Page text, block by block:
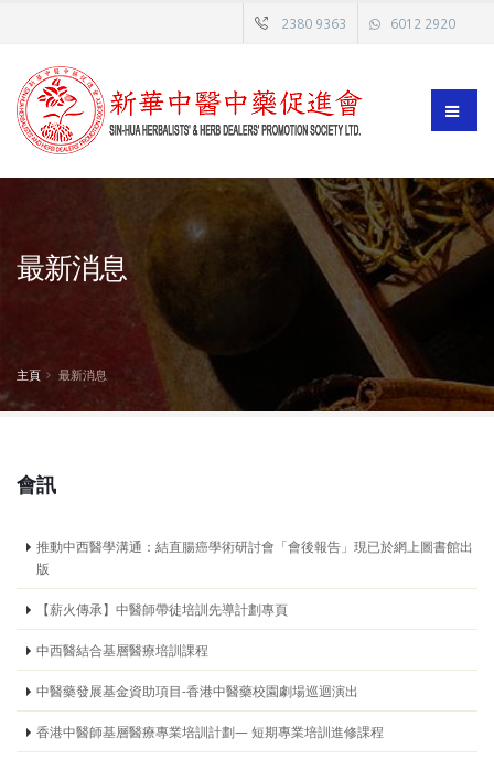
2380 9363 6012 2920
最新消息
主頁 最新消息
會訊
推動中西醫學溝通：結直腸癌學術研討會「會後報告」現已於網上圖書館出
版
【薪火傳承】中醫師帶徒培訓先導計劃專頁
中西醫結合基層醫療培訓課程
中醫藥發展基金資助項目-香港中醫藥校園劇場巡迴演出
香港中醫師基層醫療專業培訓計劃— 短期專業培訓進修課程